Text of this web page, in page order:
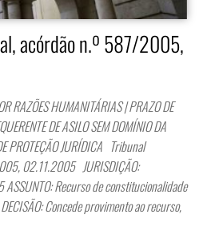
acórdão n.º 587/2005,
RAZÕES HUMANITÁRIAS | PRAZO DE
DE ASILO SEM DOMÍNIO DA
PROTEÇÃO JURÍDICA Tribunal
02.11.2005 JURISDIÇÃO:
Recurso de constitucionalidade
Concede provimento ao recurso,